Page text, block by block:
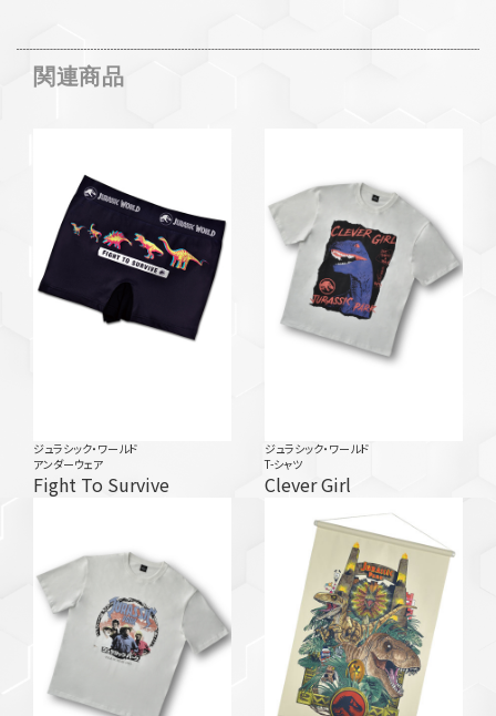
関連商品
ジュラシック・ワールド
アンダーウェア
Fight To Survive
ジュラシック・ワールド
T-シャツ
Clever Girl